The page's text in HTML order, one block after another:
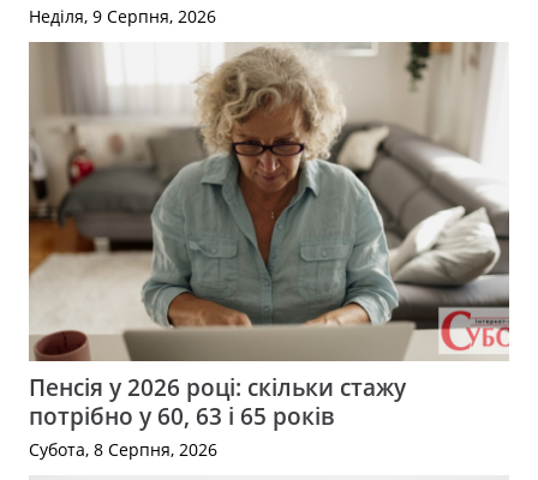
Неділя, 9 Серпня, 2026
Пенсія у 2026 році: скільки стажу
потрібно у 60, 63 і 65 років
Субота, 8 Серпня, 2026